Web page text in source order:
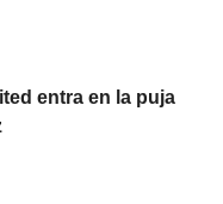
entra en la puja